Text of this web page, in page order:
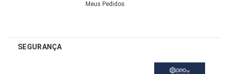
Meus Pedidos
SEGURANÇA